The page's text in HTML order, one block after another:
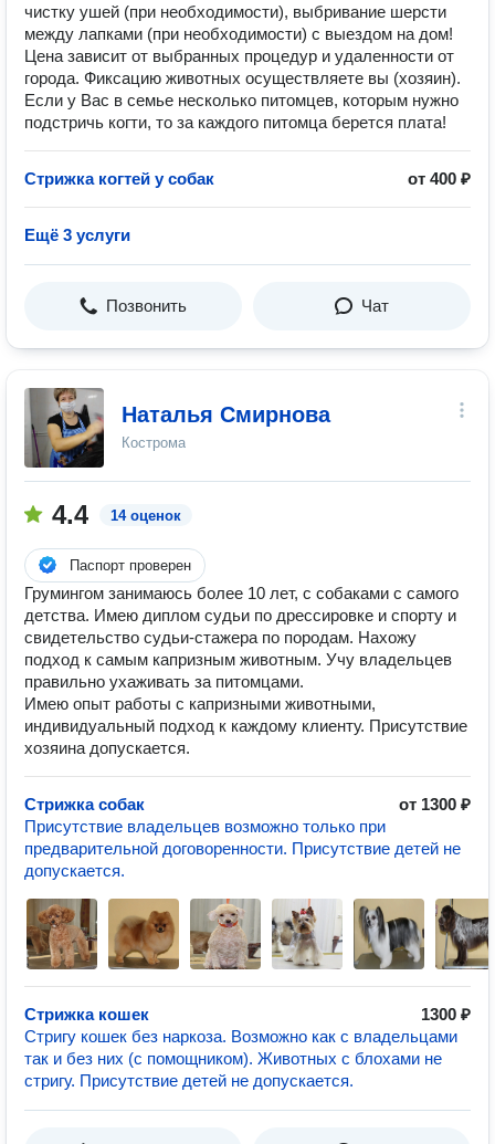
чистку ушей (при необходимости), выбривание шерсти
между лапками (при необходимости) с выездом на дом!
Цена зависит от выбранных процедур и удаленности от
города. Фиксацию животных осуществляете вы (хозяин).
Если у Вас в семье несколько питомцев, которым нужно
подстричь когти, то за каждого питомца берется плата!
Стрижка когтей у собак от 400 ₽
Ещё 3 услуги
Позвонить Чат
Наталья Смирнова
Кострома
4.4 14 оценок
Паспорт проверен
Грумингом занимаюсь более 10 лет, с собаками с самого
детства. Имею диплом судьи по дрессировке и спорту и
свидетельство судьи-стажера по породам. Нахожу
подход к самым капризным животным. Учу владельцев
правильно ухаживать за питомцами.
Имею опыт работы с капризными животными,
индивидуальный подход к каждому клиенту. Присутствие
хозяина допускается.
Стрижка собак
от 1300 ₽
Присутствие владельцев возможно только при
предварительной договоренности. Присутствие детей не
допускается.
Стрижка кошек
1300 ₽
Стригу кошек без наркоза. Возможно как с владельцами
так и без них (с помощником). Животных с блохами не
стригу. Присутствие детей не допускается.